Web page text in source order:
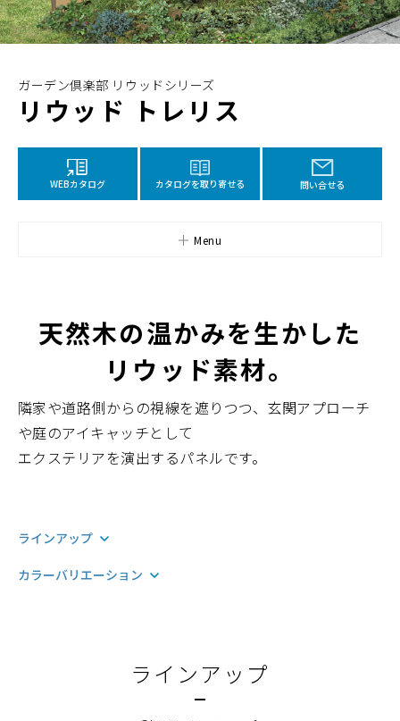
ガーデン倶楽部 リウッドシリーズ
リウッド トレリス
WEBカタログ カタログを取り寄せる 問い合せる
Menu
天然木の温かみを生かした
リウッド素材。
隣家や道路側からの視線を遮りつつ、玄関アプローチ
や庭のアイキャッチとして
エクステリアを演出するパネルです。
ラインアップ
カラーバリエーション
ラインアップ